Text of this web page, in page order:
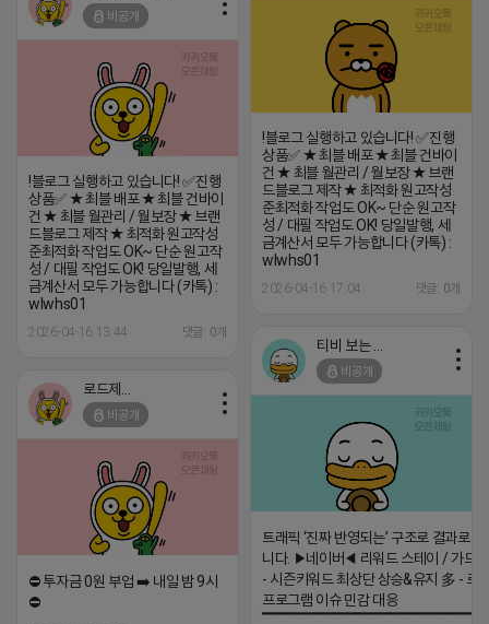
!블로그 실행하고 있습니다! ✅진행
상품✅ ★ 최블 배포 ★ 최블 건바이
건 ★ 최블 월관리 / 월보장 ★ 브랜
드블로그 제작 ★ 최적화 원고작성
준최적화 작업도 OK~ 단순 원고작
성 / 대필 작업도 OK! 당일발행, 세
금계산서 모두 가능합니다 (카톡) :
wlwhs01
2026-04-16 17:04 댓글: 0개
비공개
!블로그 실행하고 있습니다! ✅진행
상품✅ ★ 최블 배포 ★ 최블 건바이
건 ★ 최블 월관리 / 월보장 ★ 브랜
드블로그 제작 ★ 최적화 원고작성
준최적화 작업도 OK~ 단순 원고작
성 / 대필 작업도 OK! 당일발행, 세
금계산서 모두 가능합니다 (카톡) :
wlwhs01
2026-04-16 13:44 댓글: 0개
비공개
트래픽 ‘진짜 반영되는’ 구조로 결과로
니다. ▶네이버◀ 리워드 스테이 / 가드 /
- 시즌키워드 최상단 상승&유지 多 - 로
프로그램 이슈 민감 대응
비공개
⛔️ 투자금 0원 부업 ➡️ 내일 밤 9시
⛔️